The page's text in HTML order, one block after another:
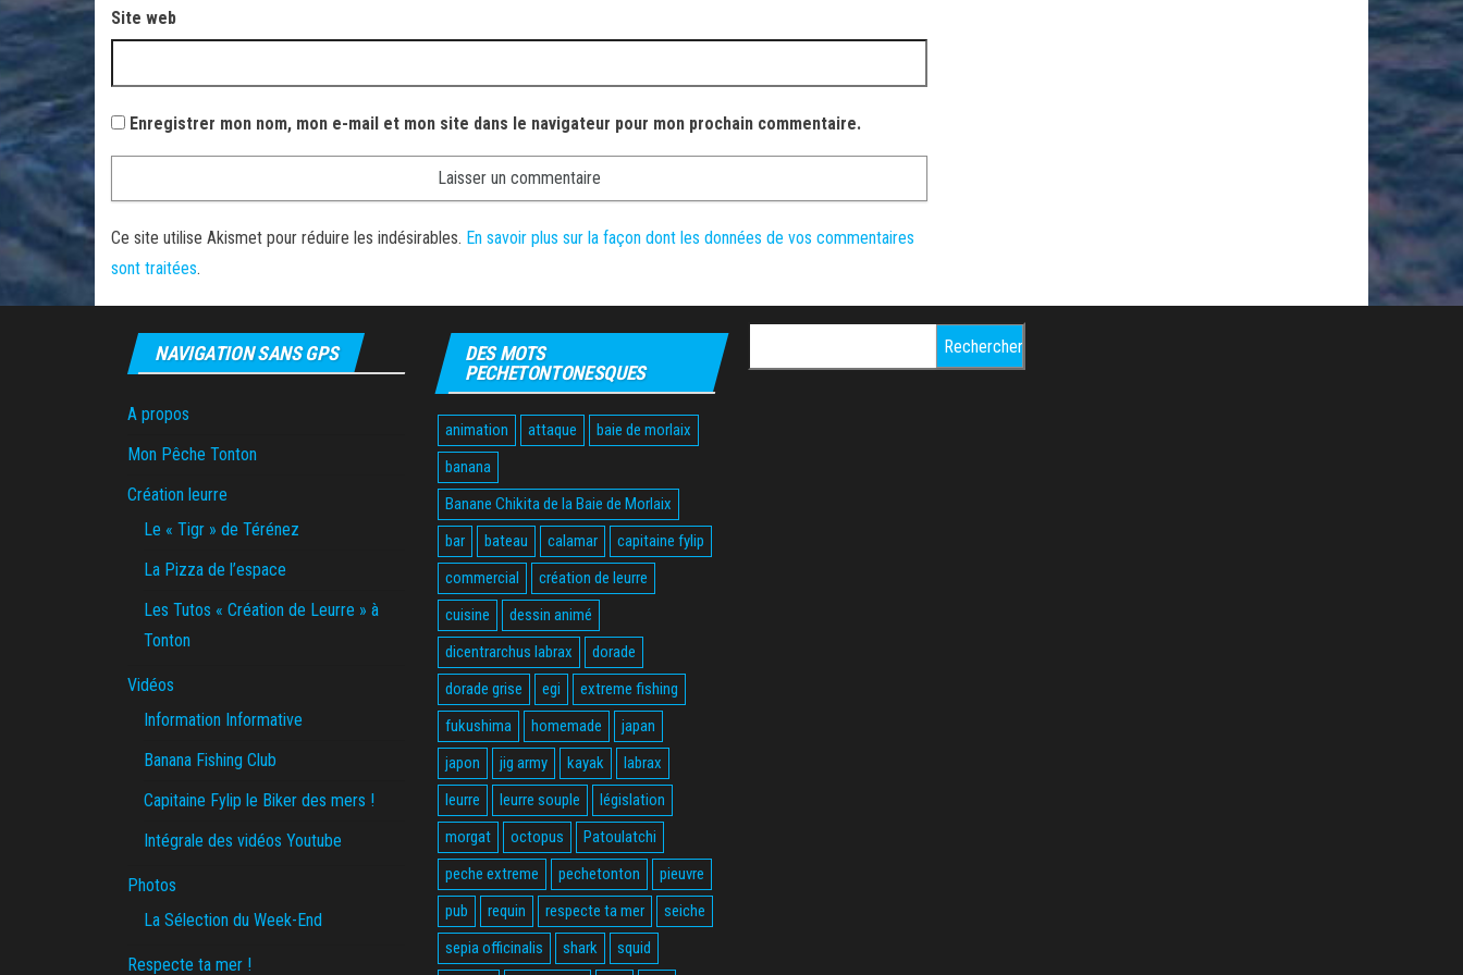
Site web
Enregistrer mon nom, mon e-mail et mon site dans le navigateur pour mon prochain commentaire.
Ce site utilise Akismet pour réduire les indésirables. En savoir plus sur la façon dont les données de vos commentaires
sont traitées.
NAVIGATION SANS GPS
A propos
Mon Pêche Tonton
Création leurre
Le « Tigr » de Térénez
La Pizza de l’espace
Les Tutos « Création de Leurre » à
Tonton
Vidéos
Information Informative
Banana Fishing Club
Capitaine Fylip le Biker des mers !
Intégrale des vidéos Youtube
Photos
La Sélection du Week-End
Respecte ta mer !
DES MOTS
PECHETONTONESQUES
animation attaque
baie de morlaix
banana
Banane Chikita de la Baie de Morlaix
bar
bateau calamar
capitaine fylip
commercial
création de leurre
cuisine
dessin animé
dicentrarchus labrax
dorade
dorade grise
egi
extreme fishing
fukushima
homemade
japan
japon
jig army kayak
labrax
leurre
leurre souple
législation
morgat
octopus
Patoulatchi
peche extreme
pechetonton
pieuvre
pub
requin respecte ta mer
seiche
sepia officinalis
shark squid